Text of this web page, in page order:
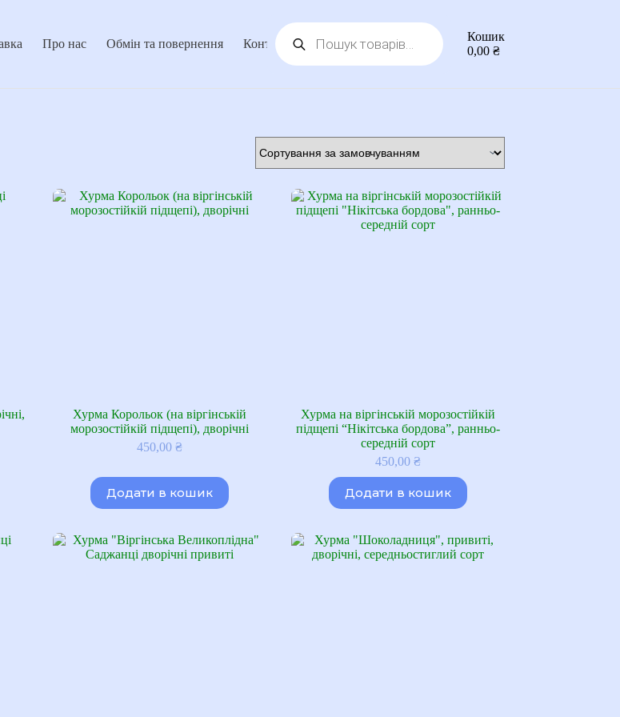
Про нас Обмін та повернення Контакти
Пошук
товарів
Кошик
0,00 ₴
Хурма Корольок (на віргінській
морозостійкій підщепі), дворічні
450,00₴
Додати в кошик
Хурма на віргінській морозостійкій
підщепі “Нікітська бордова”, ранньо-
середній сорт
450,00 ₴
Додати в кошик